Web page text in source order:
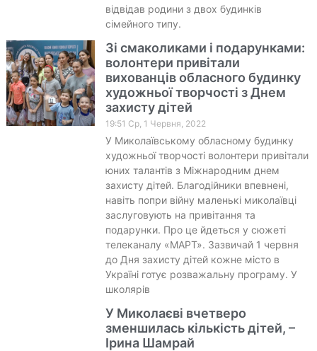
відвідав родини з двох будинків
сімейного типу.
Зі смаколиками і подарунками:
волонтери привітали
вихованців обласного будинку
художньої творчості з Днем
захисту дітей
19:51 Ср, 1 Червня, 2022
У Миколаївському обласному будинку
художньої творчості волонтери привітали
юних талантів з Міжнародним днем
захисту дітей. Благодійники впевнені,
навіть попри війну маленькі миколаївці
заслуговують на привітання та
подарунки. Про це йдеться у сюжеті
телеканалу «МАРТ». Зазвичай 1 червня
до Дня захисту дітей кожне місто в
Україні готує розважальну програму. У
школярів
У Миколаєві вчетверо
зменшилась кількість дітей, –
Ірина Шамрай